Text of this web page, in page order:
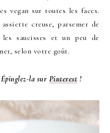
vegan sur toutes les faces.
creuse, parsemer de
saucisses et un peu de
selon votre goût.
la sur Pinterest !